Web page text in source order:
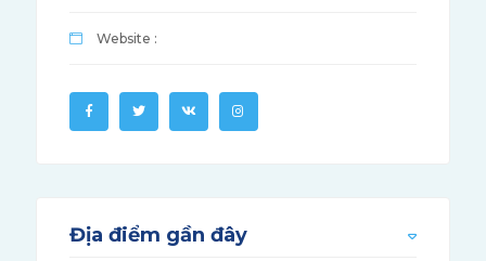
Website :
Địa điểm gần đây